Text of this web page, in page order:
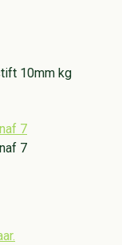
10mm kg
7
7